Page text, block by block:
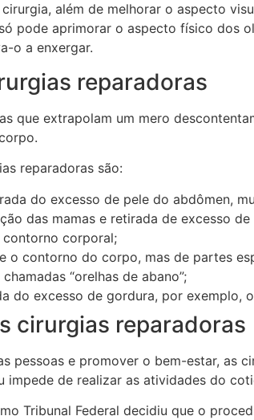
além de melhorar o aspecto
pode aprimorar o aspecto físico dos
o a enxergar.
reparadoras
que extrapolam um mero
reparadoras são:
do excesso de pele do abdômen,
das mamas e retirada de excesso
corporal;
o contorno do corpo, mas de partes
“orelhas de abano”;
do excesso de gordura, por exemplo,
cirurgias reparadoras
pessoas e promover o bem-estar, as
impede de realizar as atividades do
Tribunal Federal decidiu que o